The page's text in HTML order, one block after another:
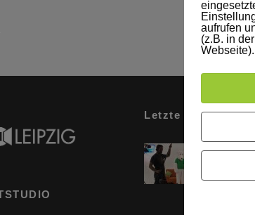
Letzte Beiträge
60 Jahre
aufrufen
(z.B. in
Webseite).